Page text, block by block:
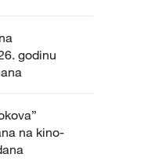
godinu
na kino-